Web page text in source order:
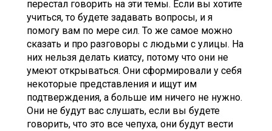
перестал говорить на эти темы. Если вы хотите
учиться, то будете задавать вопросы, и я
помогу вам по мере сил. То же самое можно
сказать и про разговоры с людьми с улицы. На
них нельзя делать киатсу, потому что они не
умеют открываться. Они сформировали у себя
некоторые представления и ищут им
подтверждения, а больше им ничего не нужно.
Они не будут вас слушать, если вы будете
говорить, что это все чепуха, они будут вести